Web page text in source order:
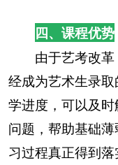
四、课程优势
由于艺考改革
经成为艺术生录
学进度，可以及
问题，帮助基础
习过程真正得到